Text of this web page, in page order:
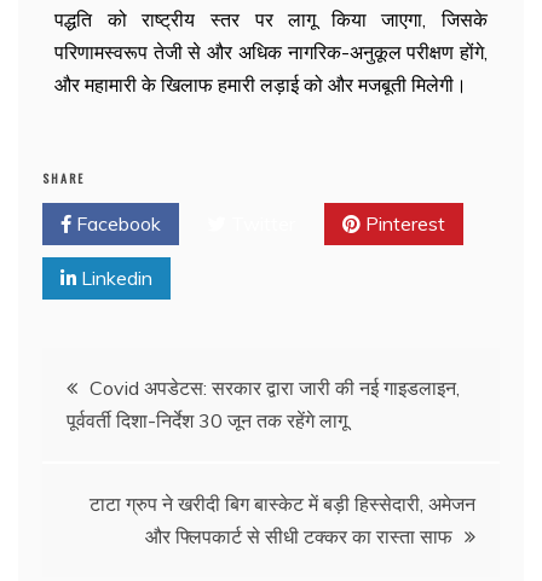
पद्धति को राष्ट्रीय स्तर पर लागू किया जाएगा, जिसके
परिणामस्वरूप तेजी से और अधिक नागरिक-अनुकूल परीक्षण होंगे,
और महामारी के खिलाफ हमारी लड़ाई को और मजबूती मिलेगी।
SHARE
Facebook Pinterest
Linkedin
Covid अपडेटस: सरकार द्वारा जारी की नई गाइडलाइन,
पूर्ववर्ती दिशा-निर्देश 30 जून तक रहेंगे लागू
टाटा ग्रुप ने खरीदी बिग बास्केट में बड़ी हिस्सेदारी, अमेजन
और फ्लिपकार्ट से सीधी टक्कर का रास्ता साफ